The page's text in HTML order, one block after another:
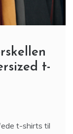
t-
t-shirts til